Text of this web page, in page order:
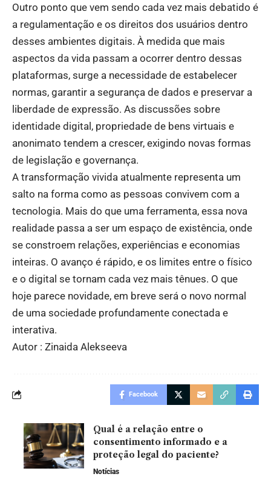
Outro ponto que vem sendo cada vez mais debatido é
a regulamentação e os direitos dos usuários dentro
desses ambientes digitais. À medida que mais
aspectos da vida passam a ocorrer dentro dessas
plataformas, surge a necessidade de estabelecer
normas, garantir a segurança de dados e preservar a
liberdade de expressão. As discussões sobre
identidade digital, propriedade de bens virtuais e
anonimato tendem a crescer, exigindo novas formas
de legislação e governança.
A transformação vivida atualmente representa um
salto na forma como as pessoas convivem com a
tecnologia. Mais do que uma ferramenta, essa nova
realidade passa a ser um espaço de existência, onde
se constroem relações, experiências e economias
inteiras. O avanço é rápido, e os limites entre o físico
e o digital se tornam cada vez mais tênues. O que
hoje parece novidade, em breve será o novo normal
de uma sociedade profundamente conectada e
interativa.
Autor : Zinaida Alekseeva
Facebook
Qual é a relação entre o
consentimento informado e a
proteção legal do paciente?
Notícias